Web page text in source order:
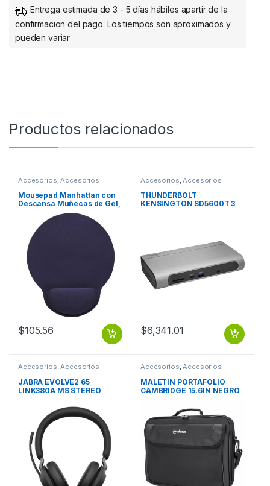
Entrega estimada de 3 - 5 días hábiles apartir de la
confirmacion del pago. Los tiempos son aproximados y
pueden variar
Productos relacionados
Accesorios Accesorios
Mousepad Manhattan con
Descansa Muñecas de Gel,
20x24cm, Grosor 4mm,
Azul Marino TIPO GEL
ERGONOMICO AZUL
MARINO
$105.56
Accesorios Accesorios
Notebook / Tablet
THUNDERBOLT
KENSINGTON SD5600T 3
$6,341.01
Accesorios,Accesorios
Música
JABRA EVOLVE2 65
LINK380A MS STEREO
Accesorios,Accesorios
Notebook / Tablet
MALETIN PORTAFOLIO
CAMBRIDGE 15.6IN NEGRO